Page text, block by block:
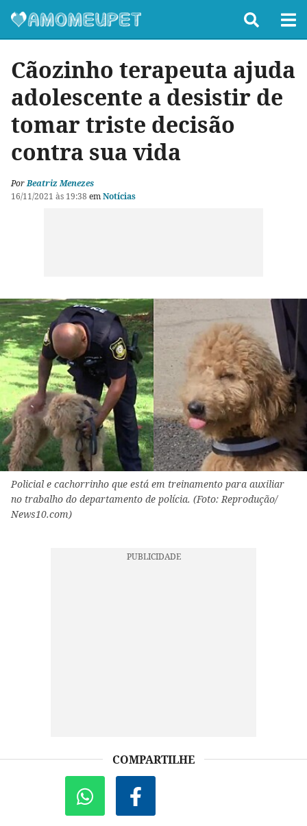
Cãozinho terapeuta ajuda
adolescente a desistir de
tomar triste decisão
contra sua vida
PorBeatriz Menezes
16/11/2021 às 19:38 emNotícias
Policial e cachorrinho que está em treinamento para auxiliar
no trabalho do departamento de polícia. (Foto: Reprodução/
News10.com)
COMPARTILHE